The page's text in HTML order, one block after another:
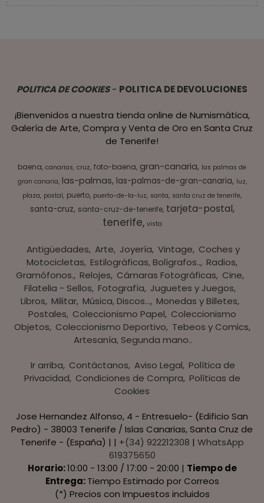
POLITICA DE COOKIES- POLITICA DE DEVOLUCIONES
¡Bienvenidos a nuestra tienda online de Numismática,
Galería de Arte, Compra y Venta de Oro en Santa Cruz
de Tenerife!
baena canarias cruz foto-baena gran-canaria las palmas de
gran canaria las-palmas las-palmas-de-gran-canaria luz
plaza postal puerto puerto-de-la-luz santa santa cruz de tenerife
santa-cruz santa-cruz-de-tenerife tarjeta-postal
tenerife vista
Antigüedades Arte Joyería Vintage Coches y
Motocicletas Estilográficas, Bolígrafos.. Radios,
Gramófonos. Relojes Cámaras Fotográficas Cine
Filatelia - Sellos Fotografía Juguetes y Juegos
Libros Militar Música, Discos... Monedas y Billetes
Postales Coleccionismo Papel Coleccionismo
Objetos Coleccionismo Deportivo Tebeos y Comics
Artesanía, Segunda mano..
Ir arriba Contáctanos Aviso Legal Política de
Privacidad Condiciones de Compra Políticas de
Cookies
Jose Hernandez Alfonso, 4 - Entresuelo- (Edificio San
Pedro) - 38003 Tenerife / Islas Canarias, Santa Cruz de
Tenerife - (España) | | +(34) 922212308 | WhatsApp
619375650
Horario:10:00 - 13:00 / 17:00 - 20:00 | Tiempo de
Entrega:Tiempo Estimado por Correos
(*) Precios con Impuestos incluidos